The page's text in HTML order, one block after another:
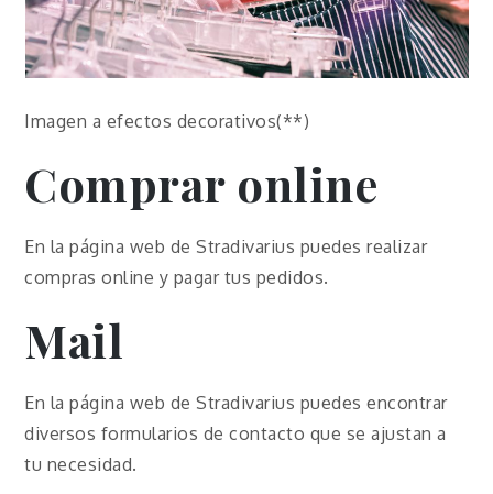
Imagen a efectos decorativos(**)
Comprar online
En la página web de Stradivarius puedes realizar
compras online y pagar tus pedidos.
Mail
En la página web de Stradivarius puedes encontrar
diversos formularios de contacto que se ajustan a
tu necesidad.